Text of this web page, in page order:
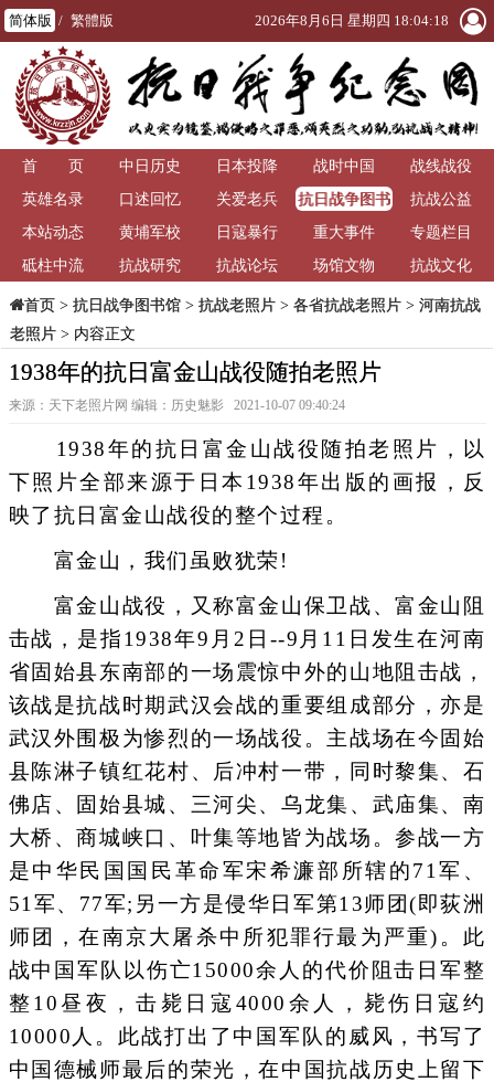
简体版 / 繁體版 2026年8月6日 星期四 18:04:20
首 页 中日历史 日本投降 战时中国
战线战役
英雄名录
口述回忆 关爱老兵
抗日战争图书
馆
抗战公益
本站动态
黄埔军校 日寇暴行 重大事件
专题栏目
砥柱中流
抗战研究 抗战论坛 场馆文物 抗战文化
首页> 抗日战争图书馆> 抗战老照片> 各省抗战老照片> 河南抗战
老照片> 内容正文
1938年的抗日富金山战役随拍老照片
来源：天下老照片网 编辑：历史魅影 2021-10-07 09:40:24
1938年的抗日富金山战役随拍老照片，以
下照片全部来源于日本1938年出版的画报，反
映了抗日富金山战役的整个过程。
富金山，我们虽败犹荣!
富金山战役，又称富金山保卫战、富金山阻
击战，是指1938年9月2日--9月11日发生在河南
省固始县东南部的一场震惊中外的山地阻击战，
该战是抗战时期武汉会战的重要组成部分，亦是
武汉外围极为惨烈的一场战役。主战场在今固始
县陈淋子镇红花村、后冲村一带，同时黎集、石
佛店、固始县城、三河尖、乌龙集、武庙集、南
大桥、商城峡口、叶集等地皆为战场。参战一方
是中华民国国民革命军宋希濂部所辖的71军、
51军、77军;另一方是侵华日军第13师团(即荻洲
师团，在南京大屠杀中所犯罪行最为严重)。此
战中国军队以伤亡15000余人的代价阻击日军整
整10昼夜，击毙日寇4000余人，毙伤日寇约
10000人。此战打出了中国军队的威风，书写了
中国德械师最后的荣光，在中国抗战历史上留下